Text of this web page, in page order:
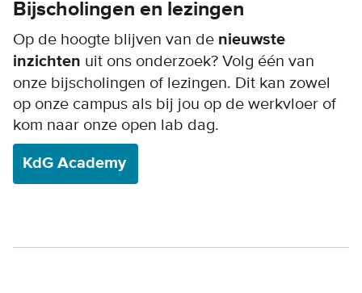
Bijscholingen en lezingen
Op de hoogte blijven van de nieuwste
inzichten uit ons onderzoek? Volg één van
onze bijscholingen of lezingen. Dit kan zowel
op onze campus als bij jou op de werkvloer of
kom naar onze open lab dag.
KdG Academy